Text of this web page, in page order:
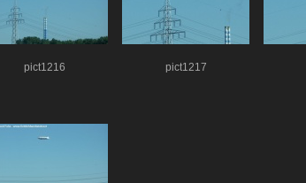
pict1216 pict1217